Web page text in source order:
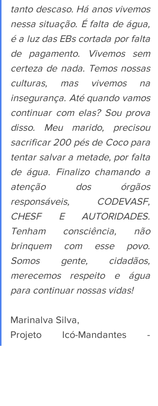
tanto descaso. Há anos vivemos
nessa situação. É falta de água,
é a luz das EBs cortada por falta
de pagamento. Vivemos sem
certeza de nada. Temos nossas
culturas, mas vivemos na
insegurança. Até quando vamos
continuar com elas? Sou prova
disso. Meu marido, precisou
sacrificar 200 pés de Coco para
tentar salvar a metade, por falta
de água. Finalizo chamando a
atenção dos órgãos
responsáveis, CODEVASF,
CHESF E AUTORIDADES.
Tenham consciência, não
brinquem com esse povo.
Somos gente, cidadãos,
merecemos respeito e água
para continuar nossas vidas!
Marinalva Silva,
Projeto Icó-Mandantes -